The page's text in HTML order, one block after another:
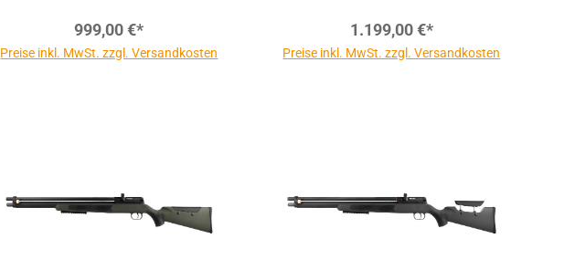
999,00 €*
Preise inkl. MwSt. zzgl. Versandkosten
1.199,00 €*
Preise inkl. MwSt. zzgl. Versandkosten